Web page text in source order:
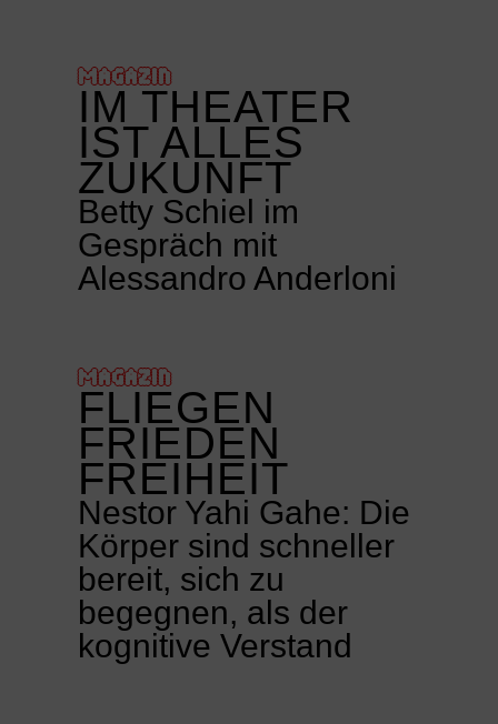
MAGAZIN
IM THEATER
IST ALLES
ZUKUNFT
Betty Schiel im
Gespräch mit
Alessandro Anderloni
MAGAZIN
FLIEGEN
FRIEDEN
FREIHEIT
Nestor Yahi Gahe: Die
Körper sind schneller
bereit, sich zu
begegnen, als der
kognitive Verstand